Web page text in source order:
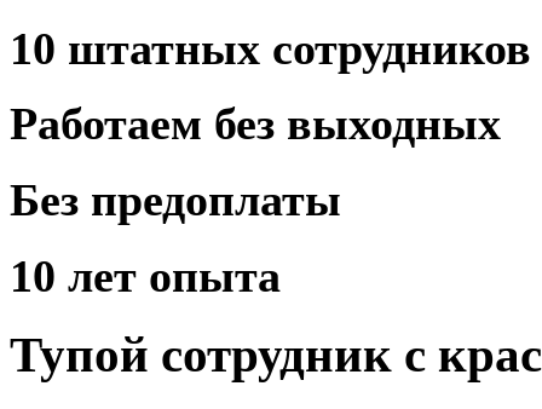
10 штатных сотрудников
Работаем без выходных
Без предоплаты
10 лет опыта
Тупой сотрудник с